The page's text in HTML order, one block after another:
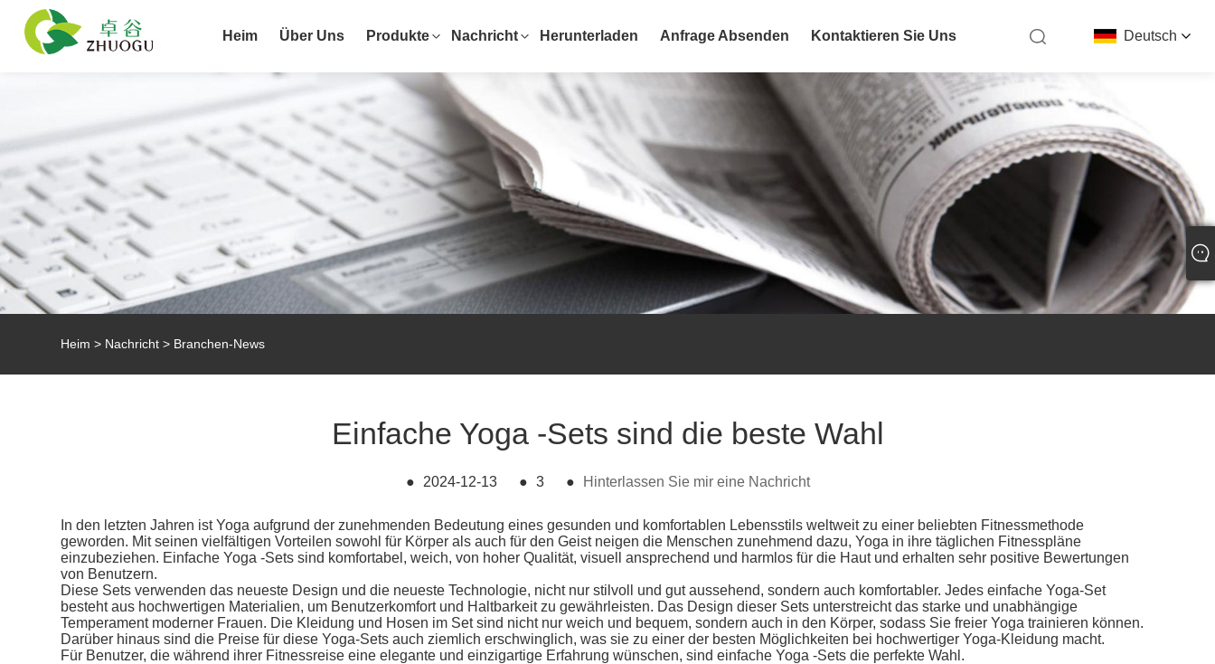
Deutsch
Heim Über Uns Produkte Nachricht Herunterladen Anfrage Absenden Kontaktieren Sie Uns
Heim > Nachricht > Branchen-News
Einfache Yoga -Sets sind die beste Wahl
● 2024-12-13 ● 3 ● Hinterlassen Sie mir eine Nachricht
In den letzten Jahren ist Yoga aufgrund der zunehmenden Bedeutung eines gesunden und komfortablen Lebensstils weltweit zu einer beliebten Fitnessmethode
geworden. Mit seinen vielfältigen Vorteilen sowohl für Körper als auch für den Geist neigen die Menschen zunehmend dazu, Yoga in ihre täglichen Fitnesspläne
einzubeziehen. Einfache Yoga -Sets sind komfortabel, weich, von hoher Qualität, visuell ansprechend und harmlos für die Haut und erhalten sehr positive Bewertungen
von Benutzern.
Diese Sets verwenden das neueste Design und die neueste Technologie, nicht nur stilvoll und gut aussehend, sondern auch komfortabler. Jedes einfache Yoga-Set
besteht aus hochwertigen Materialien, um Benutzerkomfort und Haltbarkeit zu gewährleisten. Das Design dieser Sets unterstreicht das starke und unabhängige
Temperament moderner Frauen. Die Kleidung und Hosen im Set sind nicht nur weich und bequem, sondern auch in den Körper, sodass Sie freier Yoga trainieren können.
Darüber hinaus sind die Preise für diese Yoga-Sets auch ziemlich erschwinglich, was sie zu einer der besten Möglichkeiten bei hochwertiger Yoga-Kleidung macht.
Für Benutzer, die während ihrer Fitnessreise eine elegante und einzigartige Erfahrung wünschen, sind einfache Yoga -Sets die perfekte Wahl.